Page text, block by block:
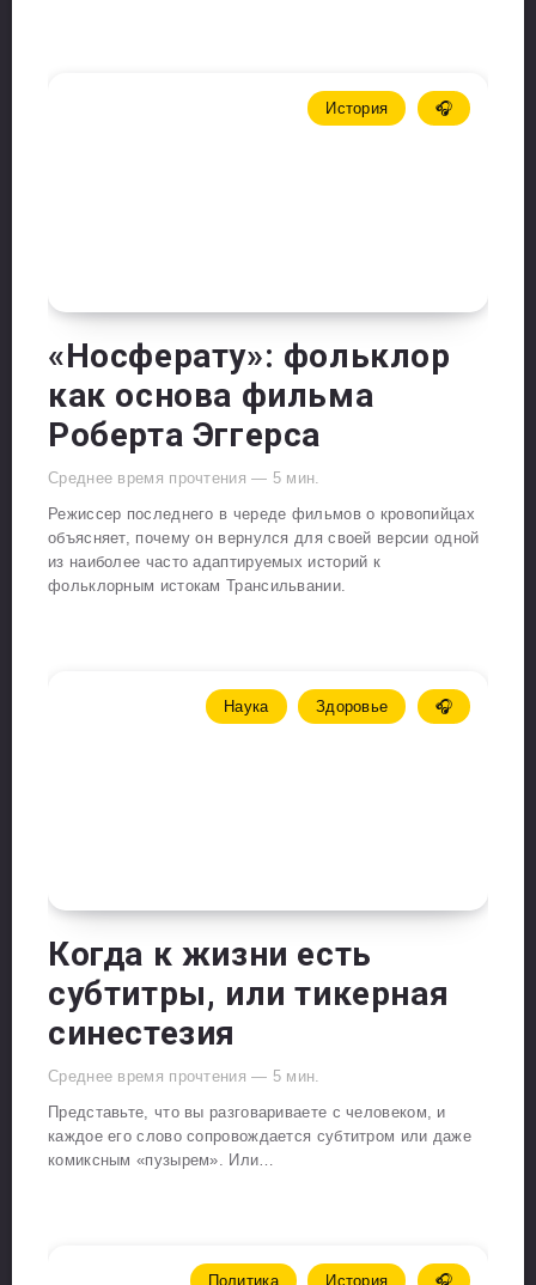
История 🎧
«Носферату»: фольклор
как основа фильма
Роберта Эггерса
Среднее время прочтения — 5 мин.
Режиссер последнего в череде фильмов о кровопийцах
объясняет, почему он вернулся для своей версии одной
из наиболее часто адаптируемых историй к
фольклорным истокам Трансильвании.
Наука Здоровье 🎧
Когда к жизни есть
субтитры, или тикерная
синестезия
Среднее время прочтения — 5 мин.
Представьте, что вы разговариваете с человеком, и
каждое его слово сопровождается субтитром или даже
комиксным «пузырем». Или…
Политика История 🎧